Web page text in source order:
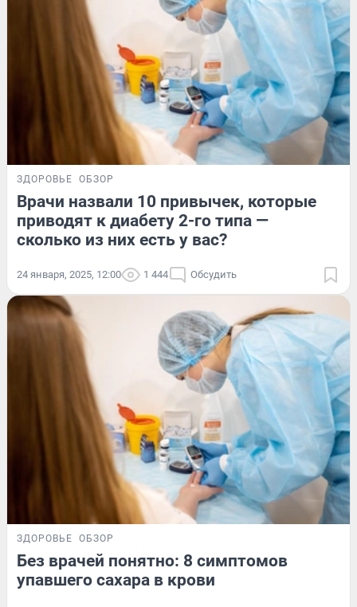
ЗДОРОВЬЕ ОБЗОР
Врачи назвали 10 привычек, которые
приводят к диабету 2-го типа —
сколько из них есть у вас?
24 января, 2025, 12:00 1 444 Обсудить
ЗДОРОВЬЕ ОБЗОР
Без врачей понятно: 8 симптомов
упавшего сахара в крови